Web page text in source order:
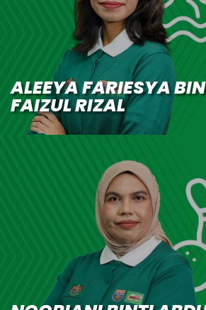
ALEEYA FARIESYA
FAIZUL RIZAL